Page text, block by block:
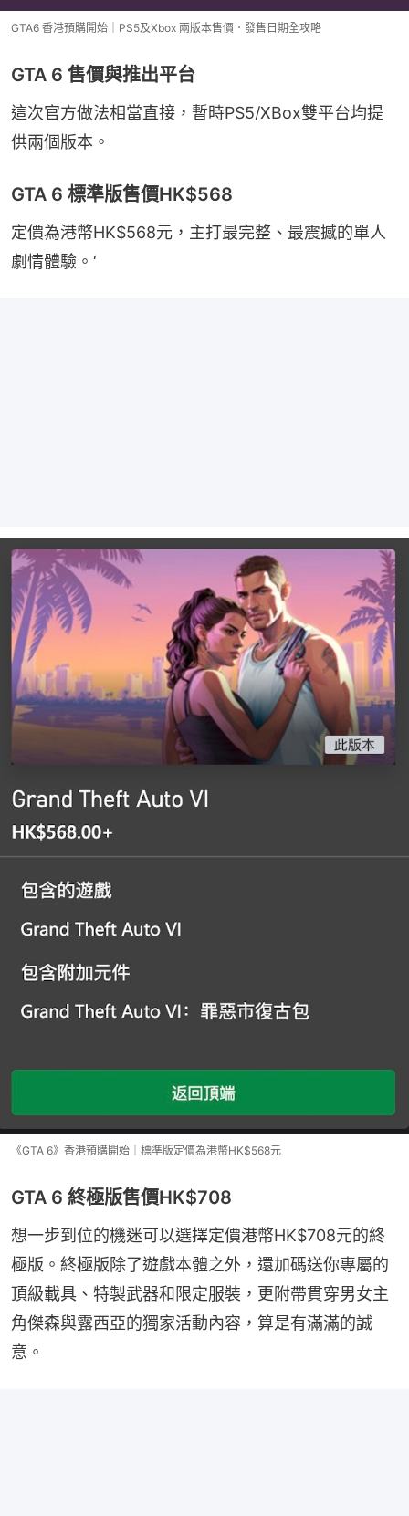
GTA6 香港預購開始｜PS5及Xbox 兩版本售價．發售日期全攻略
GTA 6 售價與推出平台
這次官方做法相當直接，暫時PS5/XBox雙平台均提
供兩個版本。
GTA 6 標準版售價HK$568
定價為港幣HK$568元，主打最完整、最震撼的單人
劇情體驗。‘
《GTA 6》香港預購開始｜標準版定價為港幣HK$568元
GTA 6 終極版售價HK$708
想一步到位的機迷可以選擇定價港幣HK$708元的終
極版。終極版除了遊戲本體之外，還加碼送你專屬的
頂級載具、特製武器和限定服裝，更附帶貫穿男女主
角傑森與露西亞的獨家活動內容，算是有滿滿的誠
意。